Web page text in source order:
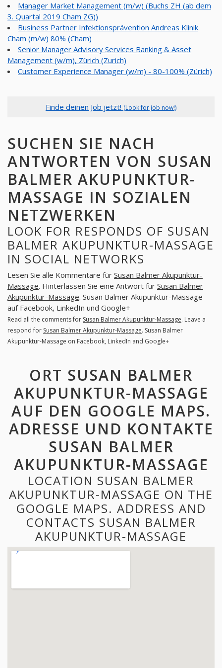
Manager Market Management (m/w) (Buchs ZH (ab dem
3. Quartal 2019 Cham ZG))
Business Partner Infektionsprävention Andreas Klinik
Cham (m/w) 80% (Cham)
Senior Manager Advisory Services Banking & Asset
Management (w/m), Zürich (Zurich)
Customer Experience Manager (w/m) - 80-100% (Zürich)
Finde deinen Job jetzt! (Look for job now!)
SUCHEN SIE NACH
ANTWORTEN VON SUSAN
BALMER AKUPUNKTUR-
MASSAGE IN SOZIALEN
NETZWERKEN
LOOK FOR RESPONDS OF SUSAN
BALMER AKUPUNKTUR-MASSAGE
IN SOCIAL NETWORKS
Lesen Sie alle Kommentare für Susan Balmer Akupunktur-
Massage. Hinterlassen Sie eine Antwort für Susan Balmer
Akupunktur-Massage. Susan Balmer Akupunktur-Massage
auf Facebook, LinkedIn und Google+
Read all the comments for Susan Balmer Akupunktur-Massage. Leave a
respond for Susan Balmer Akupunktur-Massage. Susan Balmer
Akupunktur-Massage on Facebook, LinkedIn and Google+
ORT SUSAN BALMER
AKUPUNKTUR-MASSAGE
AUF DEN GOOGLE MAPS.
ADRESSE UND KONTAKTE
SUSAN BALMER
AKUPUNKTUR-MASSAGE
LOCATION SUSAN BALMER
AKUPUNKTUR-MASSAGE ON THE
GOOGLE MAPS. ADDRESS AND
CONTACTS SUSAN BALMER
AKUPUNKTUR-MASSAGE